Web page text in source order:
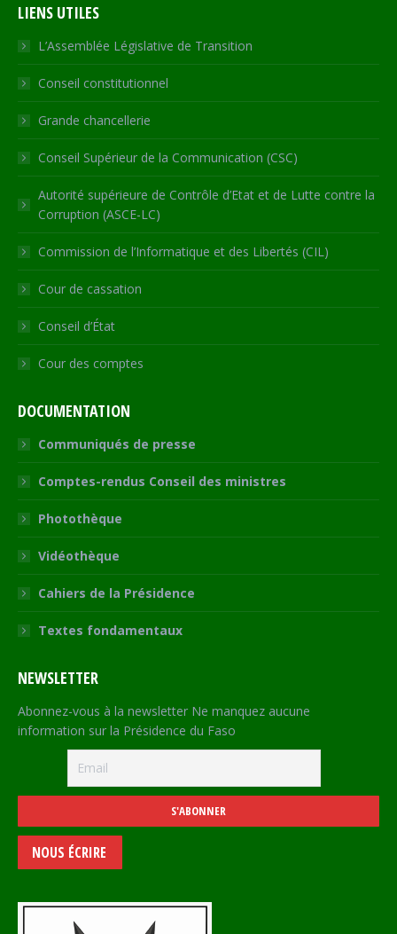
opens
in
new
window
opens
in
new
window
opens
in
new
window
in
new
window
opens
in
new
LIENS UTILES
L’Assemblée Législative de Transition
Conseil constitutionnel
Grande chancellerie
Conseil Supérieur de la Communication (CSC)
Autorité supérieure de Contrôle d’Etat et de Lutte contre la
Corruption (ASCE-LC)
Commission de l’Informatique et des Libertés (CIL)
Cour de cassation
Conseil d’État
Cour des comptes
DOCUMENTATION
Communiqués de presse
Comptes-rendus Conseil des ministres
Photothèque
Vidéothèque
Cahiers de la Présidence
Textes fondamentaux
NEWSLETTER
Abonnez-vous à la newsletter Ne manquez aucune
information sur la Présidence du Faso
NOUS ÉCRIRE